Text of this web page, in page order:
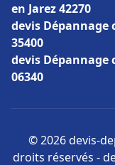
en Jarez 42270
devis
35400
devis
06340
© 2026 devis-
droits réservés -